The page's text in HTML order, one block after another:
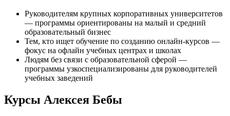
Руководителям крупных корпоративных университетов
— программы ориентированы на малый и средний
образовательный бизнес
Тем, кто ищет обучение по созданию онлайн-курсов —
фокус на офлайн учебных центрах и школах
Людям без связи с образовательной сферой —
программы узкоспециализированы для руководителей
учебных заведений
Курсы Алексея Бебы